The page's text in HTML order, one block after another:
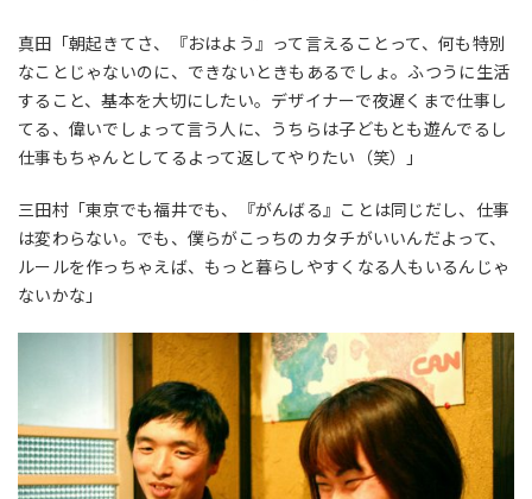
真田「朝起きてさ、『おはよう』って言えることって、何も特別
なことじゃないのに、できないときもあるでしょ。ふつうに生活
すること、基本を大切にしたい。デザイナーで夜遅くまで仕事し
てる、偉いでしょって言う人に、うちらは子どもとも遊んでるし
仕事もちゃんとしてるよって返してやりたい（笑）」
三田村「東京でも福井でも、『がんばる』ことは同じだし、仕事
は変わらない。でも、僕らがこっちのカタチがいいんだよって、
ルールを作っちゃえば、もっと暮らしやすくなる人もいるんじゃ
ないかな」